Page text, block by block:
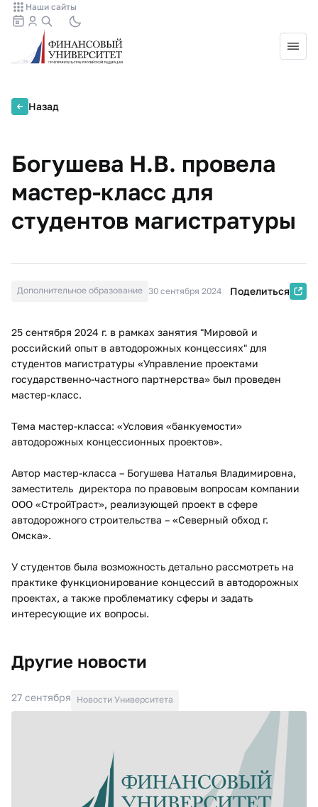
Наши сайты
Назад
Богушева Н.В. провела
мастер-класс для
студентов магистратуры
Дополнительное образование 30 сентября 2024 Поделиться
25 сентября 2024 г. в рамках занятия "Мировой и
российский опыт в автодорожных концессиях" для
студентов магистратуры «Управление проектами
государственно-частного партнерства» был проведен
мастер-класс.
Тема мастер-класса: «Условия «банкуемости»
автодорожных концессионных проектов».
Автор мастер-класса – Богушева Наталья Владимировна,
заместитель директора по правовым вопросам компании
ООО «СтройТраст», реализующей проект в сфере
автодорожного строительства – «Северный обход г.
Омска».
У студентов была возможность детально рассмотреть на
практике функционирование концессий в автодорожных
проектах, а также проблематику сферы и задать
интересующие их вопросы.
Другие новости
27 сентября Новости Университета